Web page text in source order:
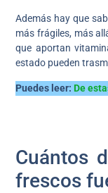
Además hay que
más frágiles, más
que aportan
estado pueden
Puedes leer: De
Cuántos
frescos